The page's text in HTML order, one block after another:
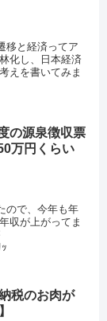
移と経済ってア
化し、日本経済
えを書いてみま
の源泉徴収票
万円くらい
ので、今年も年
収が上がってま
税のお肉が